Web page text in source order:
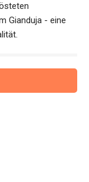
Gianduja - eine